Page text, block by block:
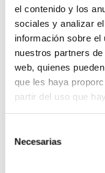
el contenido y los
sociales y analizar
información sobre el
nuestros partners
web, quienes
que les haya
partir del uso que
Necesarias